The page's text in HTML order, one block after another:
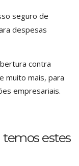
seguro de
despesas
contra
muito mais, para
empresariais.
temos estes